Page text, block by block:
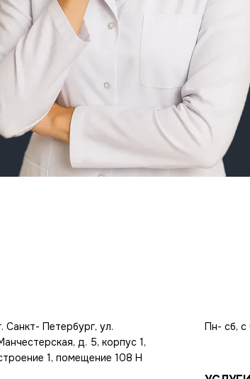
Санкт- Петербург, ул.
д. 5, корпус 1,
1, помещение 108 Н
Пн- сб,